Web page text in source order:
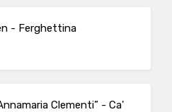
- Ferghettina
Clementi” - Ca'